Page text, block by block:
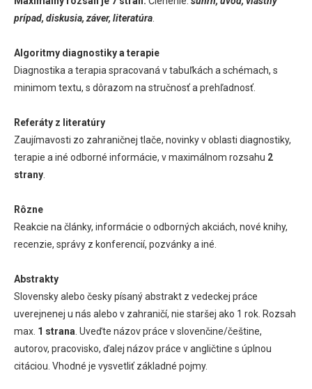
prípad, diskusia, záver, literatúra
Algoritmy diagnostiky a terapie
Diagnostika a terapia spracovaná v tabuľkách a schémach, s
minimom textu, s dôrazom na stručnosť a prehľadnosť.
Referáty z literatúry
Zaujímavosti zo zahraničnej tlače, novinky v oblasti diagnostiky,
terapie a iné odborné informácie, v maximálnom rozsahu 2
strany
Rôzne
Reakcie na články, informácie o odborných akciách, nové knihy,
recenzie, správy z konferencií, pozvánky a iné.
Abstrakty
Slovensky alebo česky písaný abstrakt z vedeckej práce
uverejnenej u nás alebo v zahraničí, nie staršej ako 1 rok. Rozsah
max. 1 strana . Uveďte názov práce v slovenčine/češtine,
autorov, pracovisko, ďalej názov práce v angličtine s úplnou
citáciou. Vhodné je vysvetliť základné pojmy.